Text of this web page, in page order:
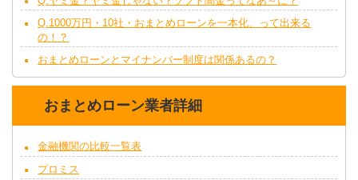
Q.1000万円・10社・おまとめローンを一本化、って出来る
の！？
おまとめローンとマイナンバー制度は関係あるの？
おまとめローン業者詳細
金融機関の比較一覧表
プロミス